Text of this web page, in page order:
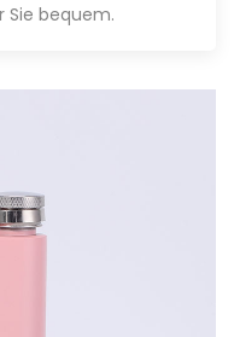
Sie bequem.